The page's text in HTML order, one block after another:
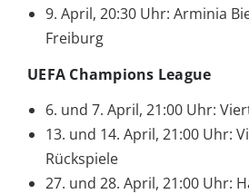
9. April, 20:30 Uhr: Arminia
Freiburg
UEFA Champions League
6. und 7. April, 21:00 Uhr:
13. und 14. April, 21:00 Uhr:
Rückspiele
27. und 28. April, 21:00 Uhr: